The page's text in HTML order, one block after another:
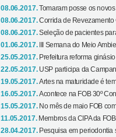
08.06.2017.Tomaram posse os
08.06.2017.Corrida de Revezamento
08.06.2017.Seleção de pacientes
01.06.2017.
III Semana do Meio
25.05.2017. Prefeitura reforma
22.05.2017. USP participa da
19.05.2017.Artes na maturidade é
16.05.2017.Acontece na FOB 30º
15.05.2017. No mês de maio FOB
11.05.2017. Membros da CIPA da
28.04.2017. Pesquisa em periodontia